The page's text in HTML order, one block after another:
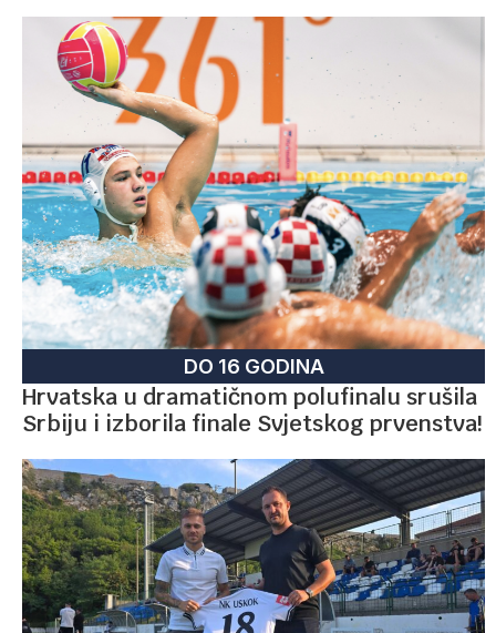
DO 16 GODINA
Hrvatska u dramatičnom polufinalu srušila
Srbiju i izborila finale Svjetskog prvenstva!